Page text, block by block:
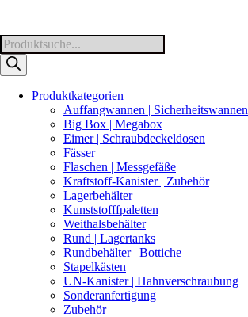
Products
search
Produktkategorien
Auffangwannen | Sicherheitswannen
Big Box | Megabox
Eimer | Schraubdeckeldosen
Fässer
Flaschen | Messgefäße
Kraftstoff-Kanister | Zubehör
Lagerbehälter
Kunststofffpaletten
Weithalsbehälter
Rund | Lagertanks
Rundbehälter | Bottiche
Stapelkästen
UN-Kanister | Hahnverschraubung
Sonderanfertigung
Zubehör